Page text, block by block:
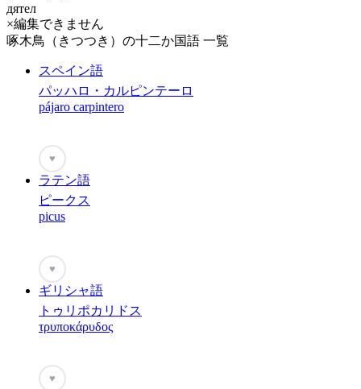
дятел
×編集できません
啄木鳥（きつつき）の十二か国語 一覧
スペイン語
パッハロ・カルピンテーロ
pájaro carpintero
♥
ラテン語
ピークス
picus
♥
ギリシャ語
トゥリポカリドス
τρυποκάρυδος
♥